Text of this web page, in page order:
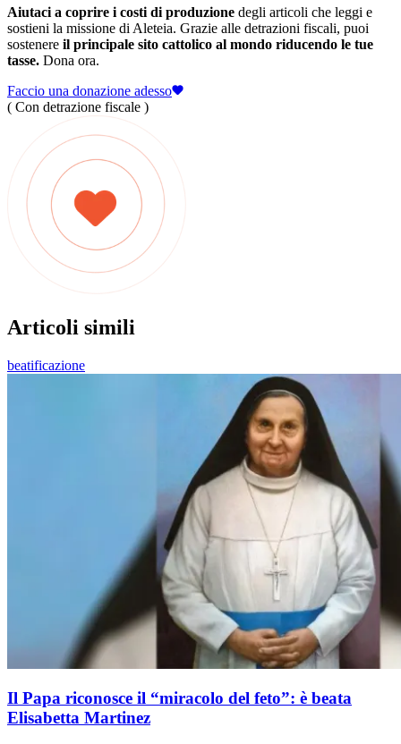
Aiutaci a coprire i costi di produzione degli articoli che leggi e
sostieni la missione di Aleteia. Grazie alle detrazioni fiscali, puoi
sostenere il principale sito cattolico al mondo riducendo le tue
tasse. Dona ora.
Faccio una donazione adesso
( Con detrazione fiscale )
Articoli simili
beatificazione
Il Papa riconosce il “miracolo del feto”: è beata
Elisabetta Martinez